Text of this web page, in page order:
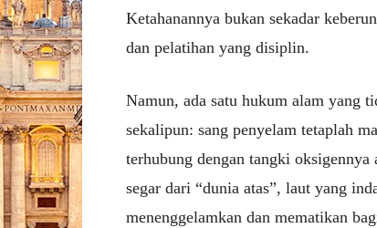
Ketahanannya bukan sekadar
dan pelatihan yang disiplin.
Namun, ada satu hukum alam yang
sekalipun: sang penyelam tetaplah
terhubung dengan tangki oksigennya
segar dari “dunia atas”, laut yang
menenggelamkan dan mematikan